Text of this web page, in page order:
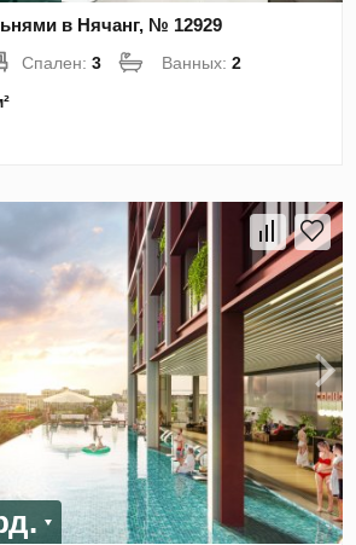
в Нячанг, № 12929
Спален:3 Ванных:2